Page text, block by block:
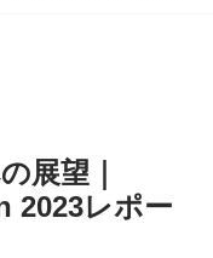
展望｜
2023レポー